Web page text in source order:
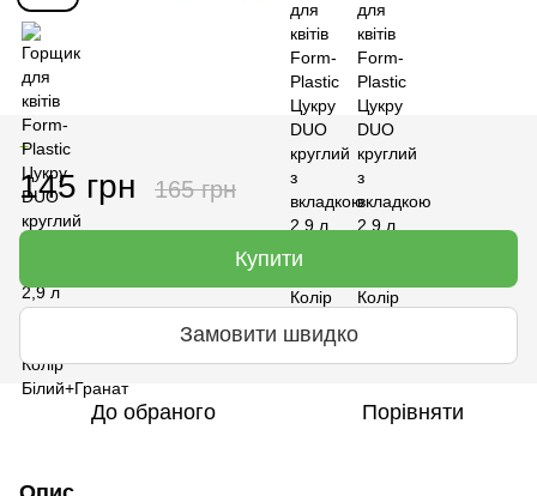
+
145 грн 165 грн
Купити
Замовити швидко
До обраного Порівняти